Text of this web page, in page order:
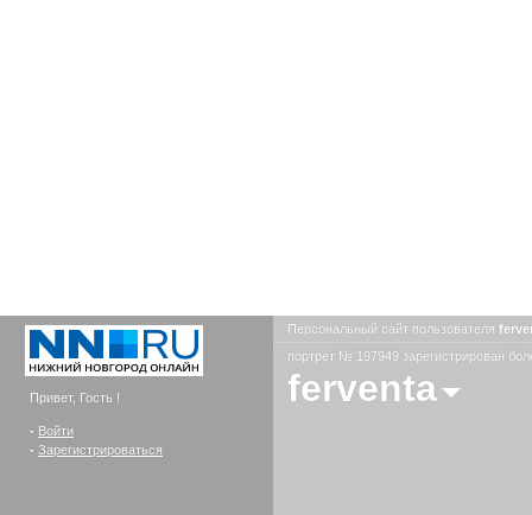
Привет, Гость !
- Войти
- Зарегистрироваться
Персональный сайт пользователя
портрет № 197949 зарегистрирован
ferventa